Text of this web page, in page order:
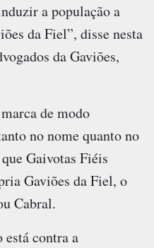
a população a
da Fiel”, disse nesta
da Gaviões,
de modo
no nome quanto no
Gaivotas Fiéis
Gaviões da Fiel, o
Cabral.
está contra a